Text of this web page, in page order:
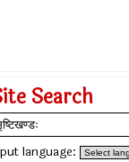
Search
language: